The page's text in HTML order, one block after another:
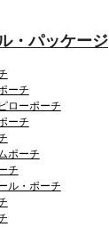
・パッケージ
ーチ
ローポーチ
ーチ
ポーチ
チ
ル・ポーチ